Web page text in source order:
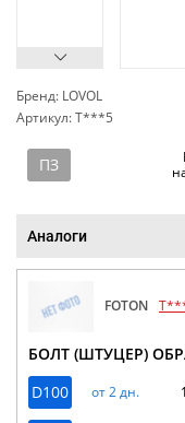
Бренд: LOVOL
Артикул: T***5
ПЗ
Аналоги
FOTON
БОЛТ (ШТУЦЕР)
D100
от 2 дн.